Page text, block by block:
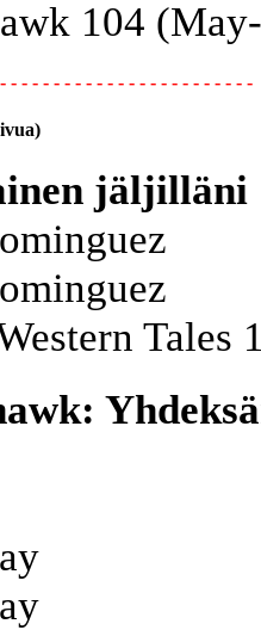
104
- - - - - - - - - - - - - - - - - - - - - - -
jäljilläni
Tales